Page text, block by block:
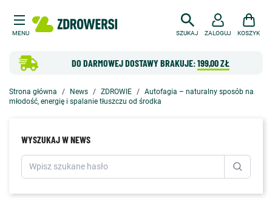
MENU SZUKAJ
DO DARMOWEJ DOSTAWY BRAKUJE:199,00 ZŁ
ZALOGUJ KOSZYK
Strona główna News ZDROWIE
Autofagia – naturalny sposób na
młodość, energię i spalanie tłuszczu od środka
WYSZUKAJ W NEWS